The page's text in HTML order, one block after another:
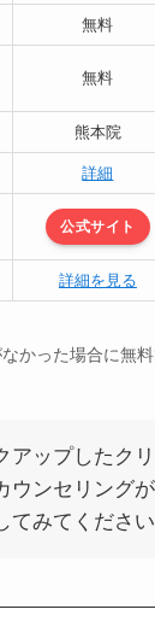
無料
無料
熊本院
詳細
公式サイト
詳細を見る
かった場合に無
アップしたク
ウンセリング
てみてください